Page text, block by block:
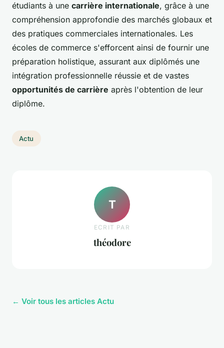
étudiants à une carrière internationale, grâce à une
compréhension approfondie des marchés globaux et
des pratiques commerciales internationales. Les
écoles de commerce s'efforcent ainsi de fournir une
préparation holistique, assurant aux diplômés une
intégration professionnelle réussie et de vastes
opportunités de carrière après l'obtention de leur
diplôme.
Actu
T
ECRIT PAR
théodore
← Voir tous les articles Actu